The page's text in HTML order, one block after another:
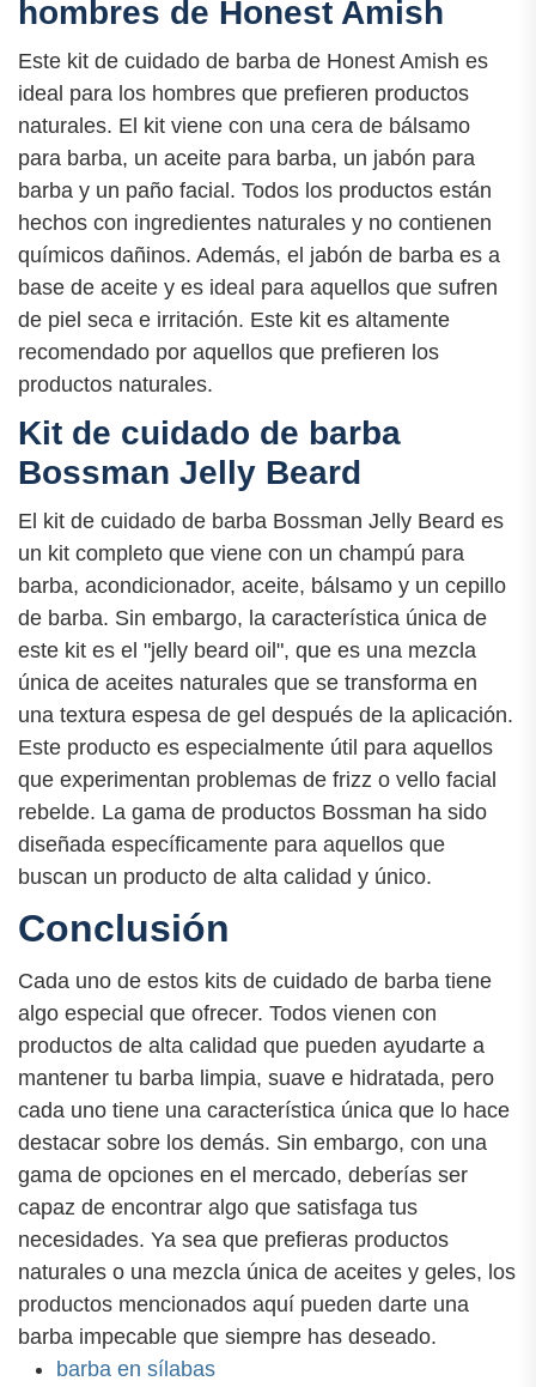
hombres de Honest Amish
Este kit de cuidado de barba de Honest Amish es
ideal para los hombres que prefieren productos
naturales. El kit viene con una cera de bálsamo
para barba, un aceite para barba, un jabón para
barba y un paño facial. Todos los productos están
hechos con ingredientes naturales y no contienen
químicos dañinos. Además, el jabón de barba es a
base de aceite y es ideal para aquellos que sufren
de piel seca e irritación. Este kit es altamente
recomendado por aquellos que prefieren los
productos naturales.
Kit de cuidado de barba
Bossman Jelly Beard
El kit de cuidado de barba Bossman Jelly Beard es
un kit completo que viene con un champú para
barba, acondicionador, aceite, bálsamo y un cepillo
de barba. Sin embargo, la característica única de
este kit es el "jelly beard oil", que es una mezcla
única de aceites naturales que se transforma en
una textura espesa de gel después de la aplicación.
Este producto es especialmente útil para aquellos
que experimentan problemas de frizz o vello facial
rebelde. La gama de productos Bossman ha sido
diseñada específicamente para aquellos que
buscan un producto de alta calidad y único.
Conclusión
Cada uno de estos kits de cuidado de barba tiene
algo especial que ofrecer. Todos vienen con
productos de alta calidad que pueden ayudarte a
mantener tu barba limpia, suave e hidratada, pero
cada uno tiene una característica única que lo hace
destacar sobre los demás. Sin embargo, con una
gama de opciones en el mercado, deberías ser
capaz de encontrar algo que satisfaga tus
necesidades. Ya sea que prefieras productos
naturales o una mezcla única de aceites y geles, los
productos mencionados aquí pueden darte una
barba impecable que siempre has deseado.
barba en sílabas